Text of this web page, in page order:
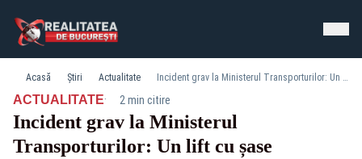
Acasă Știri Actualitate Incident grav la Ministerul Transporturilor: Un lift cu șase persoane s-a prăbușit. Trei oameni, transportați la spital
ACTUALITATE· 2 min citire
Incident grav la Ministerul
Transporturilor: Un lift cu șase